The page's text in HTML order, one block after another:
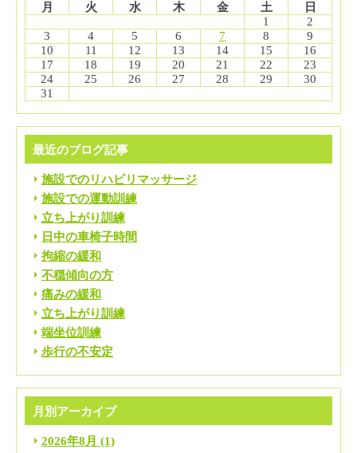
月
火 水 木 金 土
日
1
2
3
4 5 6 7 8
9
10
11 12 13 14 15
16
17
18 19 20 21 22
23
24
25 26 27 28 29
30
31
最近のブログ記事
施設でのリハビリマッサージ
施設での運動訓練
立ち上がり訓練
日中の車椅子時間
拘縮の緩和
不穏傾向の方
痛みの緩和
立ち上がり訓練
端坐位訓練
歩行の不安定
月別アーカイブ
2026年8月 (1)